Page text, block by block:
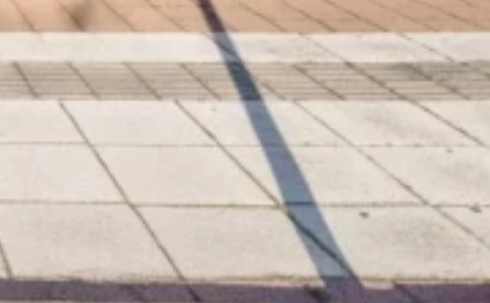
s.f. força invencível a que se
Institucional
Sobre a Teros Escritório Política